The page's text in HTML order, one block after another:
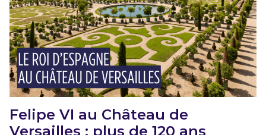
Felipe VI au Château de
Versailles : plus de 120 ans